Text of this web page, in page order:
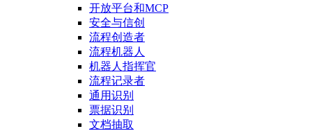
开放平台和MCP
安全与信创
流程创造者
流程机器人
机器人指挥官
流程记录者
通用识别
票据识别
文档抽取